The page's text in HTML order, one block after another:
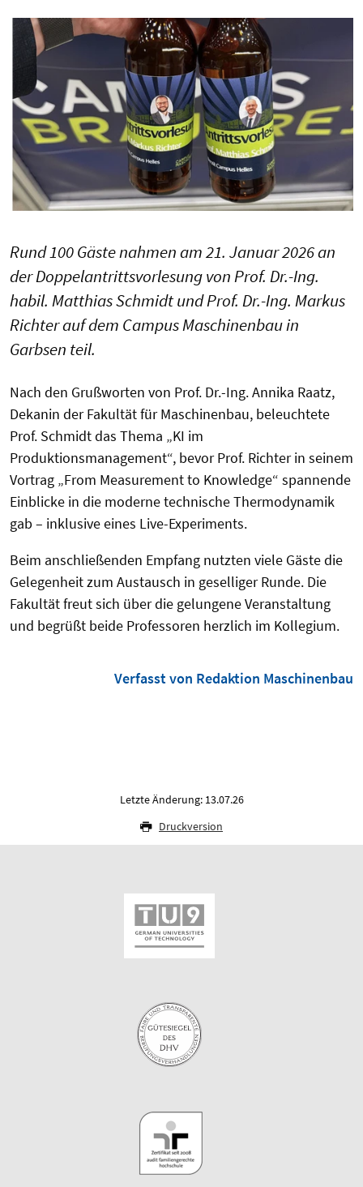
Rund 100 Gäste nahmen am 21. Januar 2026 an
der Doppelantrittsvorlesung von Prof. Dr.-Ing.
habil. Matthias Schmidt und Prof. Dr.-Ing. Markus
Richter auf dem Campus Maschinenbau in
Garbsen teil.
Nach den Grußworten von Prof. Dr.-Ing. Annika Raatz,
Dekanin der Fakultät für Maschinenbau, beleuchtete
Prof. Schmidt das Thema „KI im
Produktionsmanagement“, bevor Prof. Richter in seinem
Vortrag „From Measurement to Knowledge“ spannende
Einblicke in die moderne technische Thermodynamik
gab – inklusive eines Live-Experiments.
Beim anschließenden Empfang nutzten viele Gäste die
Gelegenheit zum Austausch in geselliger Runde. Die
Fakultät freut sich über die gelungene Veranstaltung
und begrüßt beide Professoren herzlich im Kollegium.
Verfasst von Redaktion Maschinenbau
Letzte Änderung: 13.07.26
Druckversion